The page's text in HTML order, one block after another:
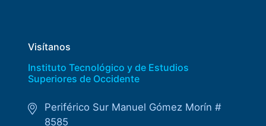
Lo más buscado
Carreras
Visítanos
Instituto Tecnológico y de Estudios
Superiores de Occidente
Periférico Sur Manuel Gómez Morín #
8585